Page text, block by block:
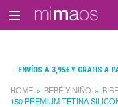
ENVÍOS A 3,95€ Y GRATIS A
HOME BEBÉ Y NIÑO
150 PREMIUM TETINA